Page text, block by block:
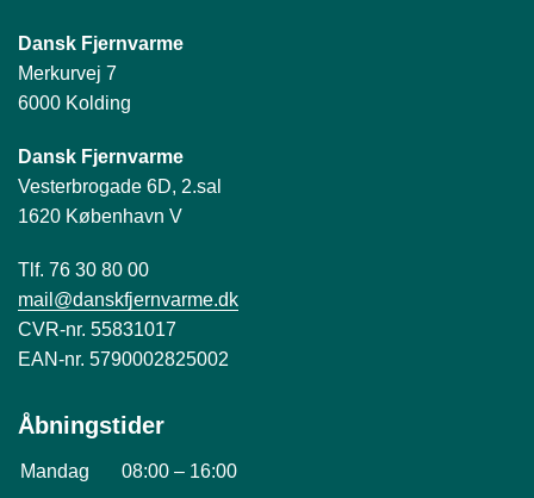
Dansk Fjernvarme
Merkurvej 7
6000 Kolding
Dansk Fjernvarme
Vesterbrogade 6D, 2.sal
1620 København V
Tlf. 76 30 80 00
mail@danskfjernvarme.dk
CVR-nr. 55831017
EAN-nr. 5790002825002
Åbningstider
Mandag 08:00 – 16:00